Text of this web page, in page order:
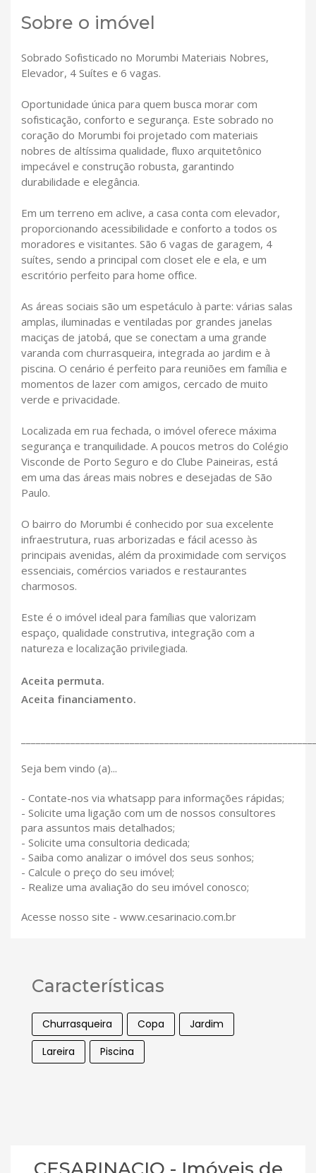
Sobre o imóvel
Sobrado Sofisticado no Morumbi Materiais Nobres,
Elevador, 4 Suítes e 6 vagas.
Oportunidade única para quem busca morar com
sofisticação, conforto e segurança. Este sobrado no
coração do Morumbi foi projetado com materiais
nobres de altíssima qualidade, fluxo arquitetônico
impecável e construção robusta, garantindo
durabilidade e elegância.
Em um terreno em aclive, a casa conta com elevador,
proporcionando acessibilidade e conforto a todos os
moradores e visitantes. São 6 vagas de garagem, 4
suítes, sendo a principal com closet ele e ela, e um
escritório perfeito para home office.
As áreas sociais são um espetáculo à parte: várias salas
amplas, iluminadas e ventiladas por grandes janelas
maciças de jatobá, que se conectam a uma grande
varanda com churrasqueira, integrada ao jardim e à
piscina. O cenário é perfeito para reuniões em família e
momentos de lazer com amigos, cercado de muito
verde e privacidade.
Localizada em rua fechada, o imóvel oferece máxima
segurança e tranquilidade. A poucos metros do Colégio
Visconde de Porto Seguro e do Clube Paineiras, está
em uma das áreas mais nobres e desejadas de São
Paulo.
O bairro do Morumbi é conhecido por sua excelente
infraestrutura, ruas arborizadas e fácil acesso às
principais avenidas, além da proximidade com serviços
essenciais, comércios variados e restaurantes
charmosos.
Este é o imóvel ideal para famílias que valorizam
espaço, qualidade construtiva, integração com a
natureza e localização privilegiada.
Aceita permuta.
Aceita financiamento.
Seja bem vindo (a)...
- Contate-nos via whatsapp para informações rápidas;
- Solicite uma ligação com um de nossos consultores
para assuntos mais detalhados;
- Solicite uma consultoria dedicada;
- Saiba como analizar o imóvel dos seus sonhos;
- Calcule o preço do seu imóvel;
- Realize uma avaliação do seu imóvel conosco;
Acesse nosso site - www.cesarinacio.com.br
Características
Churrasqueira Copa
Jardim
Lareira
Piscina
CESARINACIO - Imóveis de